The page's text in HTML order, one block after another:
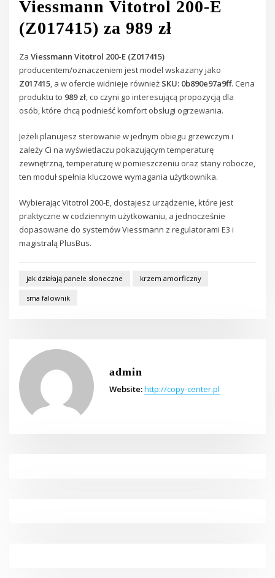
Viessmann Vitotrol 200-E
(Z017415) za 989 zł
ZaViessmann Vitotrol 200-E (Z017415)
producentem/oznaczeniem jest model wskazany jako
Z017415, a w ofercie widnieje również SKU: 0b890e97a9ff. Cena
produktu to 989 zł, co czyni go interesującą propozycją dla
osób, które chcą podnieść komfort obsługi ogrzewania.
Jeżeli planujesz sterowanie w jednym obiegu grzewczym i
zależy Ci na wyświetlaczu pokazującym temperaturę
zewnętrzną, temperaturę w pomieszczeniu oraz stany robocze,
ten moduł spełnia kluczowe wymagania użytkownika.
Wybierając Vitotrol 200-E, dostajesz urządzenie, które jest
praktyczne w codziennym użytkowaniu, a jednocześnie
dopasowane do systemów Viessmann z regulatorami E3 i
magistralą PlusBus.
jak działają panele słoneczne krzem amorficzny
sma falownik
admin
Website:http://copy-center.pl